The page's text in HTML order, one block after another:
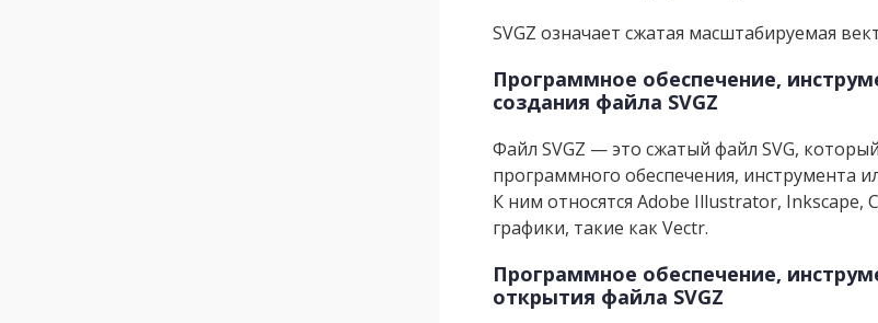
SVGZ означает сжатая масштабируемая
Программное обеспечение,
создания файла SVGZ
Файл SVGZ — это сжатый файл SVG,
программного обеспечения, инструмента
К ним относятся Adobe Illustrator,
графики, такие как Vectr.
Программное обеспечение,
открытия файла SVGZ